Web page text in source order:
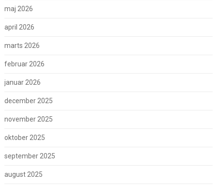
maj 2026
april 2026
marts 2026
februar 2026
januar 2026
december 2025
november 2025
oktober 2025
september 2025
august 2025